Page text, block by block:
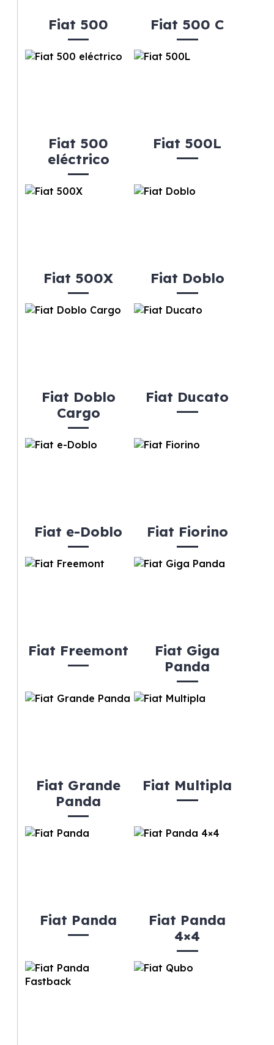
Fiat 500 Fiat 500 C
Fiat 500
eléctrico
Fiat 500L
Fiat 500X Fiat Doblo
Fiat Doblo
Cargo
Fiat Ducato
Fiat e-Doblo Fiat Fiorino
Fiat Freemont
Fiat Giga
Panda
Fiat Grande
Panda
Fiat Multipla
Fiat Panda
Fiat Panda
4×4